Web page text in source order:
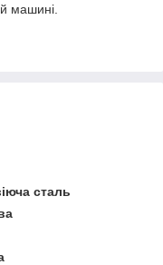
машині.
сталь